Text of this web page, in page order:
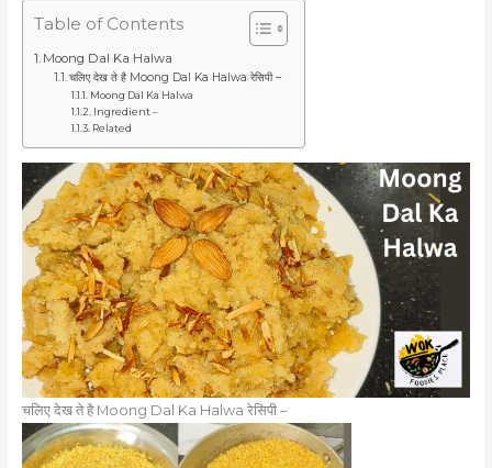
Table of Contents
Moong Dal Ka Halwa
चलिए देख ते है Moong Dal Ka Halwa रेसिपी –
Moong Dal Ka Halwa
Ingredient –
Related
चलिए देख ते है Moong Dal Ka Halwa रेसिपी –